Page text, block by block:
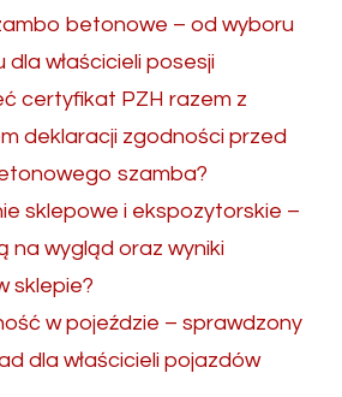
betonowe – od wyboru
właścicieli posesji
certyfikat PZH razem z
deklaracji zgodności przed
szamba?
sklepowe i ekspozytorskie –
na wygląd oraz wyniki
sklepie?
w pojeździe – sprawdzony
dla właścicieli pojazdów